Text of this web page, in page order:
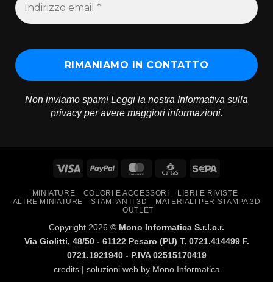
Non inviamo spam! Leggi la nostra Informativa sulla
privacyper avere maggiori informazioni.
Visa PayPal MasterCardCartaSi
MINIATURE COLORI E ACCESSORI
LIBRI E RIVISTE
ALTRE MINIATURE
STAMPANTI 3D
MATERIALI PER STAMPA 3D
OUTLET
Copyright 2026 © Mono Informatica S.r.l.c.r.
Via Giolitti, 48/50 - 61122 Pesaro (PU) T. 0721.414499 F.
0721.1921940 - P.IVA 02515170419
credits | soluzioni web by Mono Informatica